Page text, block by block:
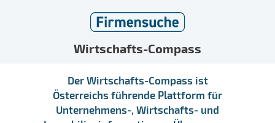
Wirtschafts-Compass
Der Wirtschafts-Compass ist
Österreichs führende Plattform für
Unternehmens-, Wirtschafts- und